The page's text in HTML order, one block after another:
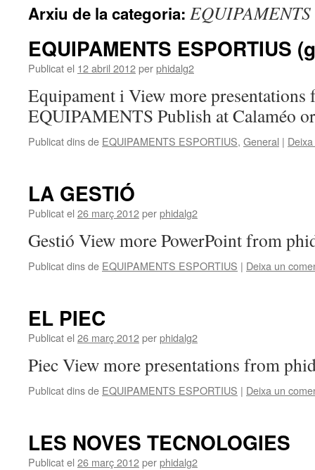
Arxiu de la categoria:
EQUIPAMENTS ESPORTIUS
Publicat el 12 abril 2012perphidalg2
Equipament i View more
EQUIPAMENTS Publish at Calaméo
Publicat dins de EQUIPAMENTS ESPORTIUS, General |
LA GESTIÓ
Publicat el 26 març 2012perphidalg2
Gestió View more PowerPoint from
Publicat dins de EQUIPAMENTS ESPORTIUS | Deixa un
EL PIEC
Publicat el 26 març 2012perphidalg2
Piec View more presentations from
Publicat dins de EQUIPAMENTS ESPORTIUS | Deixa un
LES NOVES TECNOLOGIES
Publicat el 26 març 2012perphidalg2